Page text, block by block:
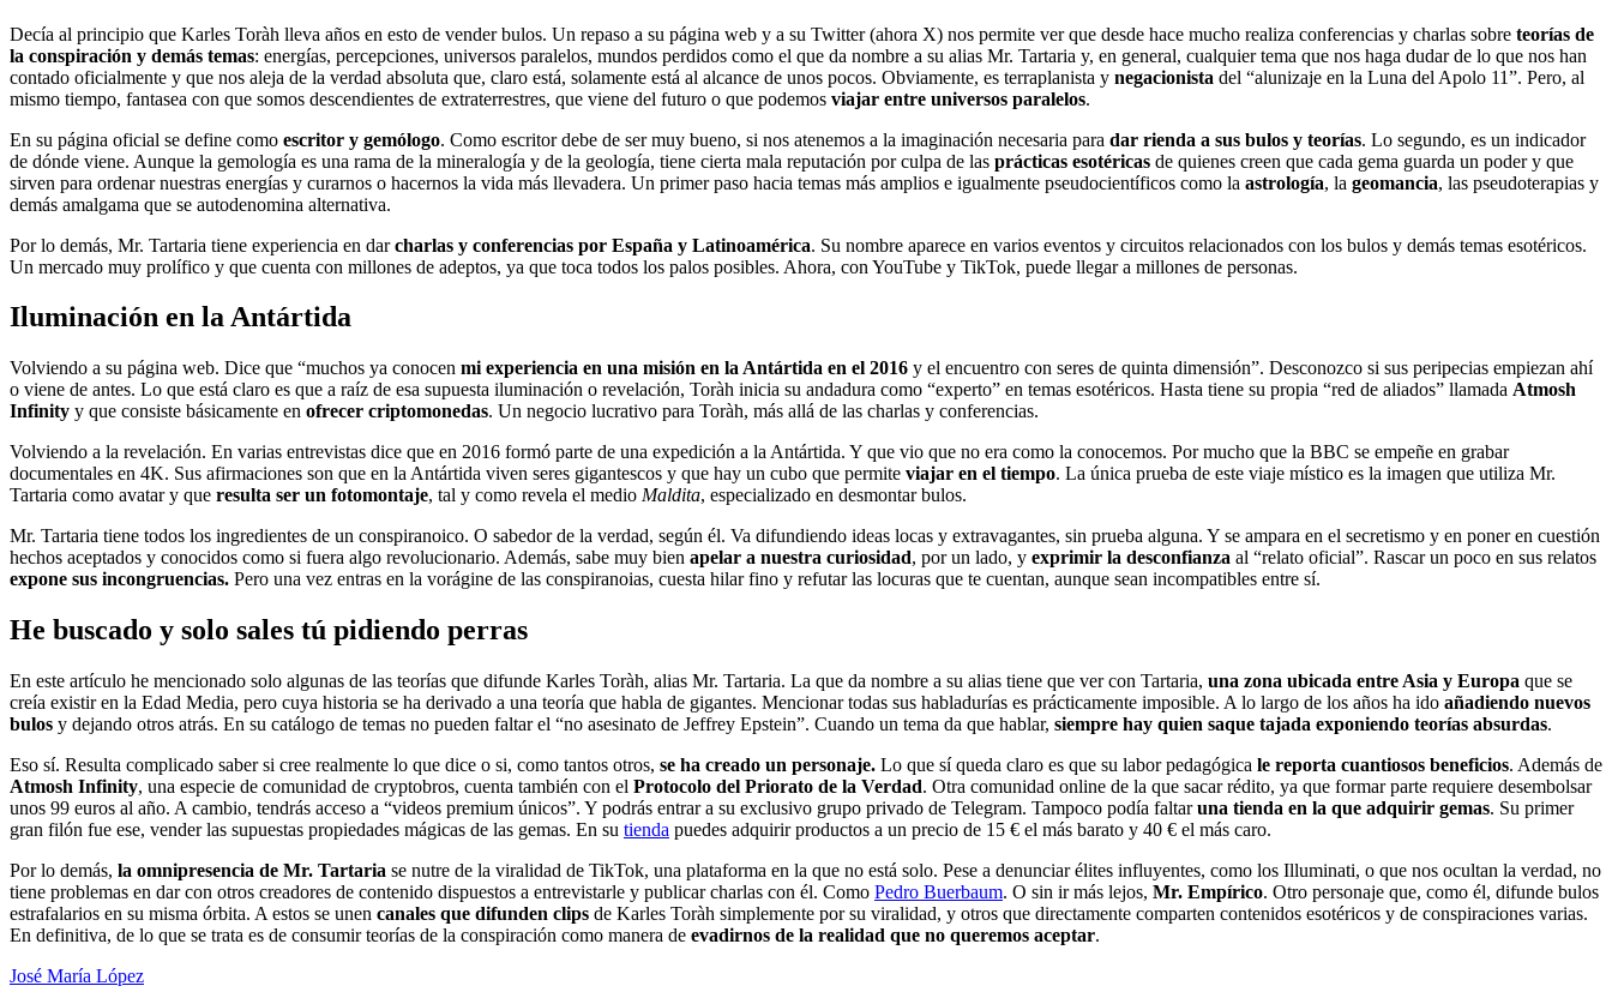
Decía al principio que Karles Toràh lleva años en esto de vender bulos. Un repaso a su página web y a su Twitter (ahora X) nos permite ver que desde hace mucho realiza conferencias y charlas sobre teorías de
la conspiración y demás temas: energías, percepciones, universos paralelos, mundos perdidos como el que da nombre a su alias Mr. Tartaria y, en general, cualquier tema que nos haga dudar de lo que nos han
contado oficialmente y que nos aleja de la verdad absoluta que, claro está, solamente está al alcance de unos pocos. Obviamente, es terraplanista y negacionista del “alunizaje en la Luna del Apolo 11”. Pero, al
mismo tiempo, fantasea con que somos descendientes de extraterrestres, que viene del futuro o que podemos viajar entre universos paralelos.
En su página oficial se define como escritor y gemólogo. Como escritor debe de ser muy bueno, si nos atenemos a la imaginación necesaria para dar rienda a sus bulos y teorías. Lo segundo, es un indicador
de dónde viene. Aunque la gemología es una rama de la mineralogía y de la geología, tiene cierta mala reputación por culpa de las prácticas esotéricas de quienes creen que cada gema guarda un poder y que
sirven para ordenar nuestras energías y curarnos o hacernos la vida más llevadera. Un primer paso hacia temas más amplios e igualmente pseudocientíficos como la astrología, la geomancia, las pseudoterapias y
demás amalgama que se autodenomina alternativa.
Por lo demás, Mr. Tartaria tiene experiencia en darcharlas y conferencias por España y Latinoamérica. Su nombre aparece en varios eventos y circuitos relacionados con los bulos y demás temas esotéricos.
Un mercado muy prolífico y que cuenta con millones de adeptos, ya que toca todos los palos posibles. Ahora, con YouTube y TikTok, puede llegar a millones de personas.
Iluminación en la Antártida
Volviendo a su página web. Dice que “muchos ya conocen mi experiencia en una misión en la Antártida en el 2016 y el encuentro con seres de quinta dimensión”. Desconozco si sus peripecias empiezan ahí
o viene de antes. Lo que está claro es que a raíz de esa supuesta iluminación o revelación, Toràh inicia su andadura como “experto” en temas esotéricos. Hasta tiene su propia “red de aliados” llamada Atmosh
Infinity y que consiste básicamente en ofrecer criptomonedas. Un negocio lucrativo para Toràh, más allá de las charlas y conferencias.
Volviendo a la revelación. En varias entrevistas dice que en 2016 formó parte de una expedición a la Antártida. Y que vio que no era como la conocemos. Por mucho que la BBC se empeñe en grabar
documentales en 4K. Sus afirmaciones son que en la Antártida viven seres gigantescos y que hay un cubo que permite viajar en el tiempo. La única prueba de este viaje místico es la imagen que utiliza Mr.
Tartaria como avatar y que resulta ser un fotomontaje, tal y como revela el medio Maldita, especializado en desmontar bulos.
Mr. Tartaria tiene todos los ingredientes de un conspiranoico. O sabedor de la verdad, según él. Va difundiendo ideas locas y extravagantes, sin prueba alguna. Y se ampara en el secretismo y en poner en cuestión
hechos aceptados y conocidos como si fuera algo revolucionario. Además, sabe muy bien apelar a nuestra curiosidad, por un lado, y exprimir la desconfianza al “relato oficial”. Rascar un poco en sus relatos
expone sus incongruencias. Pero una vez entras en la vorágine de las conspiranoias, cuesta hilar fino y refutar las locuras que te cuentan, aunque sean incompatibles entre sí.
He buscado y solo sales tú pidiendo perras
En este artículo he mencionado solo algunas de las teorías que difunde Karles Toràh, alias Mr. Tartaria. La que da nombre a su alias tiene que ver con Tartaria, una zona ubicada entre Asia y Europa que se
creía existir en la Edad Media, pero cuya historia se ha derivado a una teoría que habla de gigantes. Mencionar todas sus habladurías es prácticamente imposible. A lo largo de los años ha ido añadiendo nuevos
bulos y dejando otros atrás. En su catálogo de temas no pueden faltar el “no asesinato de Jeffrey Epstein”. Cuando un tema da que hablar, siempre hay quien saque tajada exponiendo teorías absurdas.
Eso sí. Resulta complicado saber si cree realmente lo que dice o si, como tantos otros, se ha creado un personaje. Lo que sí queda claro es que su labor pedagógica le reporta cuantiosos beneficios. Además de
Atmosh Infinity, una especie de comunidad de cryptobros, cuenta también con el Protocolo del Priorato de la Verdad. Otra comunidad online de la que sacar rédito, ya que formar parte requiere desembolsar
unos 99 euros al año. A cambio, tendrás acceso a “videos premium únicos”. Y podrás entrar a su exclusivo grupo privado de Telegram. Tampoco podía faltaruna tienda en la que adquirir gemas. Su primer
gran filón fue ese, vender las supuestas propiedades mágicas de las gemas. En su tienda puedes adquirir productos a un precio de 15 € el más barato y 40 € el más caro.
Por lo demás, la omnipresencia de Mr. Tartaria se nutre de la viralidad de TikTok, una plataforma en la que no está solo. Pese a denunciar élites influyentes, como los Illuminati, o que nos ocultan la verdad, no
tiene problemas en dar con otros creadores de contenido dispuestos a entrevistarle y publicar charlas con él. Como Pedro Buerbaum. O sin ir más lejos, Mr. Empírico. Otro personaje que, como él, difunde bulos
estrafalarios en su misma órbita. A estos se unen canales que difunden clips de Karles Toràh simplemente por su viralidad, y otros que directamente comparten contenidos esotéricos y de conspiraciones varias.
En definitiva, de lo que se trata es de consumir teorías de la conspiración como manera de evadirnos de la realidad que no queremos aceptar.
José María López